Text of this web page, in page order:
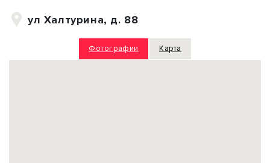
ул Халтурина, д. 88
Фотографии Карта